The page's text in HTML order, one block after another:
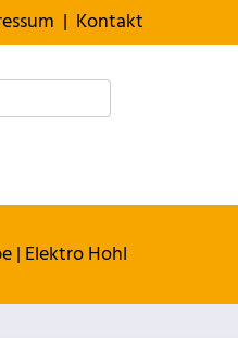
| Kontakt
| Elektro Hohl